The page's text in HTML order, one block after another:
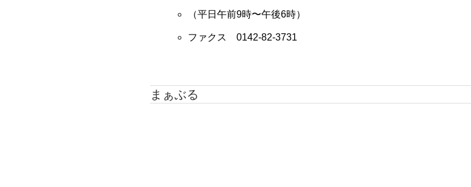
（平日午前9時〜午後6時）
ファクス 0142-82-3731
まぁぶる